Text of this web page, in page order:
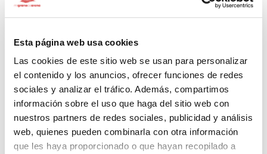
Esta página web usa cookies
Las cookies de este sitio web se usan para personalizar
el contenido y los anuncios, ofrecer funciones de redes
sociales y analizar el tráfico. Además, compartimos
información sobre el uso que haga del sitio web con
nuestros partners de redes sociales, publicidad y análisis
web, quienes pueden combinarla con otra información
que les haya proporcionado o que hayan recopilado a
clave en la solidaridad. Un abrazo.
M. Carmen
Hace 1.383 días